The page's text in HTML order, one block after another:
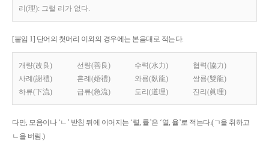
리(理): 그럴 리가 없다.
[붙임 1] 단어의 첫머리 이외의 경우에는 본음대로 적는다.
개량(改良) 선량(善良) 수력(水力)
협력(協力)
사례(謝禮)
혼례(婚禮) 와룡(臥龍)
쌍룡(雙龍)
하류(下流)
급류(急流) 도리(道理) 진리(眞理)
다만, 모음이나 ‘ㄴ’ 받침 뒤에 이어지는 ‘렬, 률’은 ‘열, 율’로 적는다.(ㄱ을 취하고
ㄴ을 버림.)